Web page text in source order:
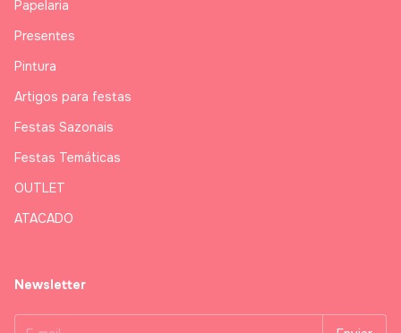
Papelaria
Presentes
Pintura
Artigos para festas
Festas Sazonais
Festas Temáticas
OUTLET
ATACADO
Newsletter